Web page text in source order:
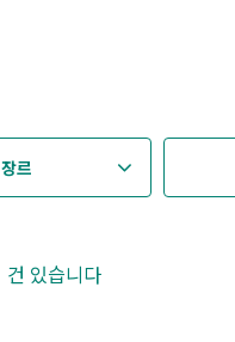
장르
건 있습니다